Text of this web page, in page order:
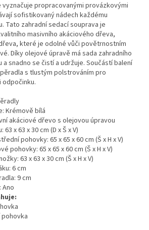
vyznačuje propracovanými provázkovými
sofistikovaný nádech každému
Tato zahradní sedací souprava je
masivního akáciového dřeva,
které je odolné vůči povětrnostním
Díky olejové úpravě má sada zahradního
snadno se čistí a udržuje. Součástí balení
s tlustým polstrováním pro
odpočinku.
Krémově bílá
akáciové dřevo s olejovou úpravou
x 63 x 30 cm (D x Š x V)
pohovky: 65 x 65 x 60 cm (Š x H x V)
pohovky: 65 x 65 x 60 cm (Š x H x V)
63 x 63 x 30 cm (Š x H x V)
6 cm
9 cm
Ano